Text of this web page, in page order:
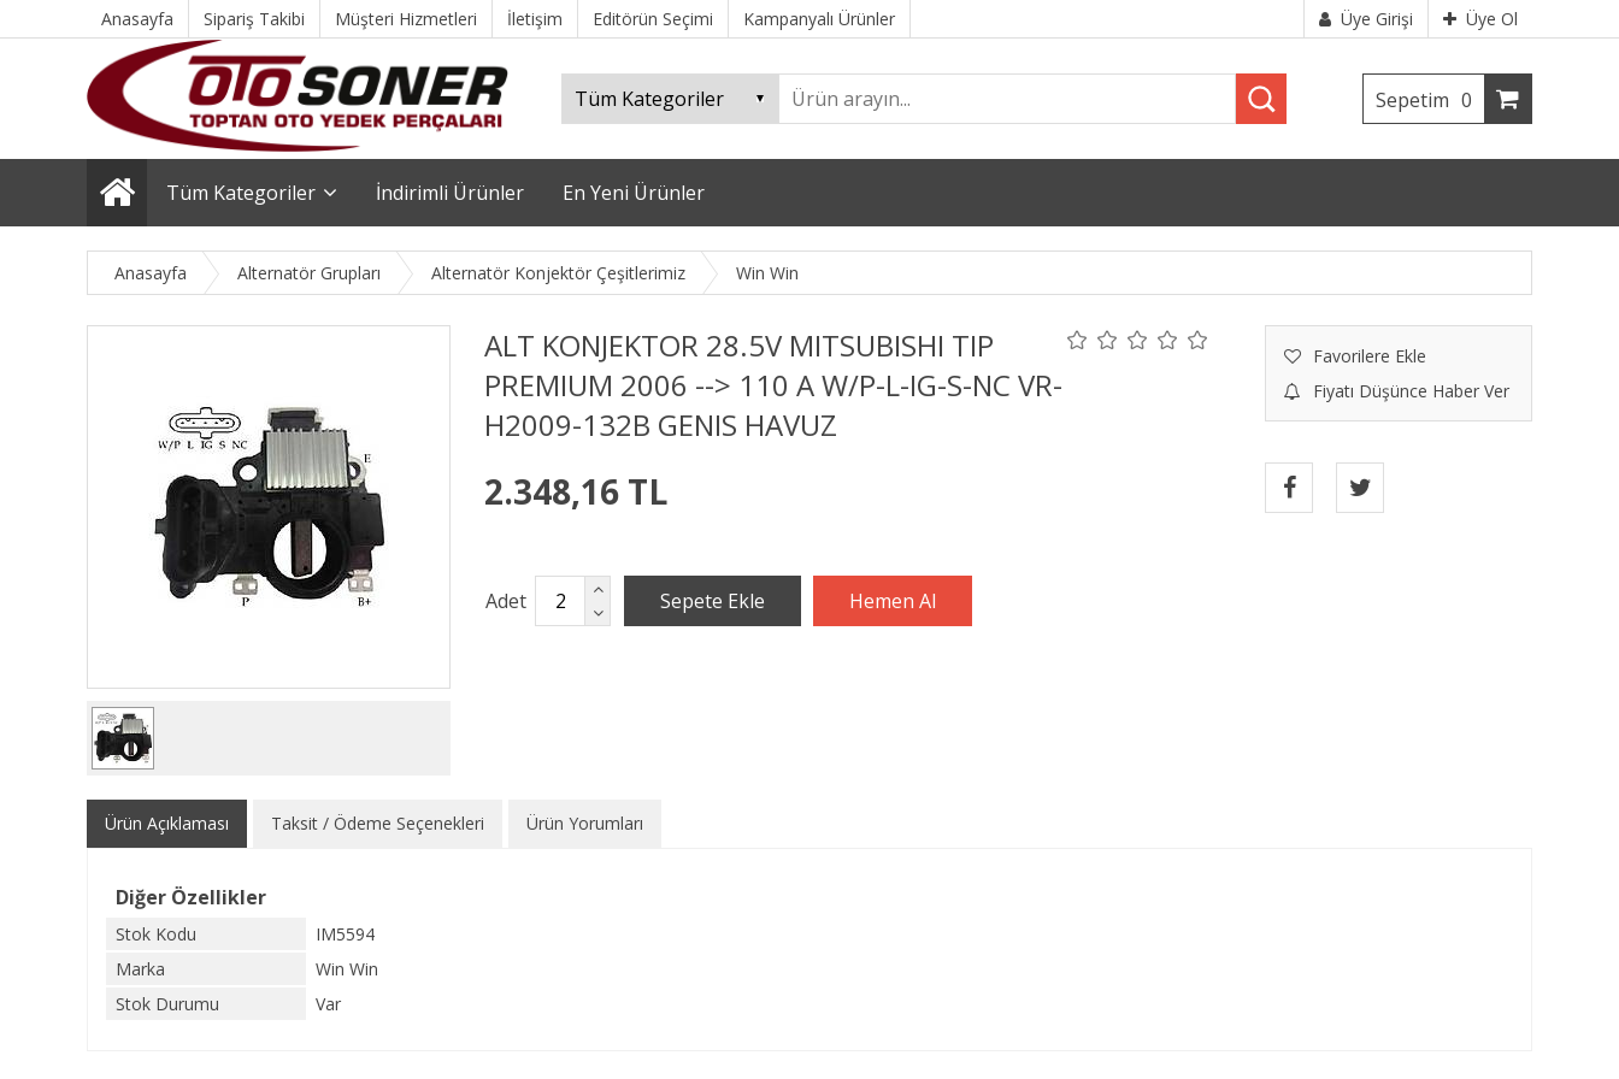
Anasayfa Sipariş Takibi Müşteri Hizmetleri İletişim Editörün Seçimi Kampanyalı Ürünler Üye Girişi Üye Ol
Sepetim 0
Tüm Kategoriler İndirimli Ürünler En Yeni Ürünler
Anasayfa Alternatör Grupları Alternatör Konjektör Çeşitlerimiz Win Win
ALT KONJEKTOR 28.5V MITSUBISHI TIP
PREMIUM 2006 --> 110 A W/P-L-IG-S-NC VR-
H2009-132B GENIS HAVUZ
Favorilere Ekle
Fiyatı Düşünce Haber Ver
2.348,16 TL
Adet
Ürün Açıklaması Taksit / Ödeme Seçenekleri Ürün Yorumları
Diğer Özellikler
Stok Kodu
IM5594
Marka
Win Win
Stok Durumu
Var